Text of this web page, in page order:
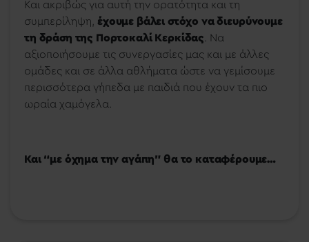
Και ακριβώς για αυτή την ορατότητα και τη
συμπερίληψη, έχουμε βάλει στόχο να διευρύνουμε
τη δράση της Πορτοκαλί Κερκίδας . Να
αξιοποιήσουμε τις συνεργασίες μας και με άλλες
ομάδες και σε άλλα αθλήματα ώστε να γεμίσουμε
περισσότερα γήπεδα με παιδιά που έχουν τα πιο
ωραία χαμόγελα.
Και “με όχημα την αγάπη” θα το καταφέρουμε…